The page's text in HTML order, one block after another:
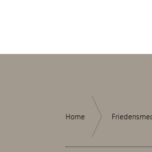
Home